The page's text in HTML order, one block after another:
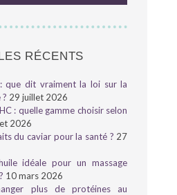
RÉCENTS
que dit vraiment la loi sur la
29 juillet 2026
: quelle gamme choisir selon
2026
du caviar pour la santé ? 27
idéale pour un massage
10 mars 2026
plus de protéines au